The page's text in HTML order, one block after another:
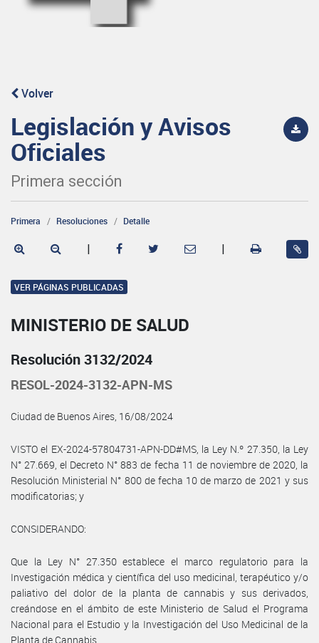
Volver
Legislación y Avisos
Oficiales
Primera sección
Primera Resoluciones Detalle
| |
VER PÁGINAS PUBLICADAS
MINISTERIO DE SALUD
Resolución 3132/2024
RESOL-2024-3132-APN-MS
Ciudad de Buenos Aires, 16/08/2024
VISTO el EX-2024-57804731-APN-DD#MS, la Ley N.º 27.350, la Ley
N° 27.669, el Decreto N° 883 de fecha 11 de noviembre de 2020, la
Resolución Ministerial N° 800 de fecha 10 de marzo de 2021 y sus
modificatorias; y
CONSIDERANDO:
Que la Ley N° 27.350 establece el marco regulatorio para la
Investigación médica y científica del uso medicinal, terapéutico y/o
paliativo del dolor de la planta de cannabis y sus derivados,
creándose en el ámbito de este Ministerio de Salud el Programa
Nacional para el Estudio y la Investigación del Uso Medicinal de la
Planta de Cannabis.